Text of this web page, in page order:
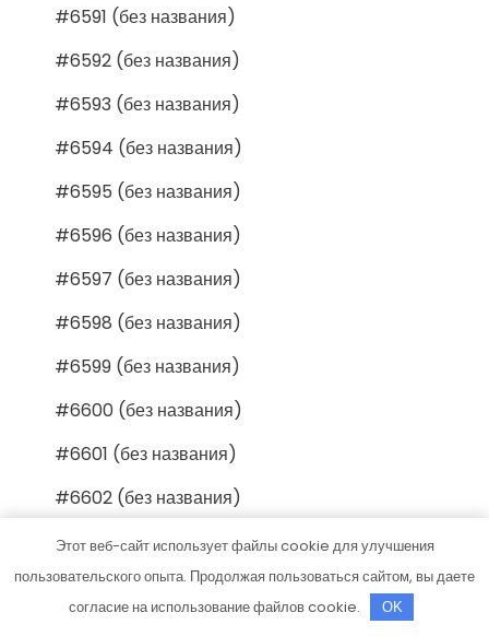
#6591 (без названия)
#6592 (без названия)
#6593 (без названия)
#6594 (без названия)
#6595 (без названия)
#6596 (без названия)
#6597 (без названия)
#6598 (без названия)
#6599 (без названия)
#6600 (без названия)
#6601 (без названия)
#6602 (без названия)
#6603 (без названия)
#6604 (без названия)
Этот веб-сайт использует файлы cookie для улучшения
пользовательского опыта. Продолжая пользоваться сайтом, вы даете
согласие на использование файлов cookie.
OK